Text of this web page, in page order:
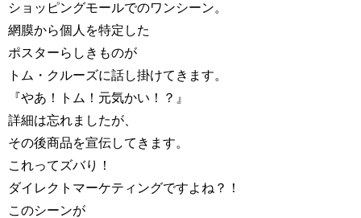
ショッピングモールでのワンシーン。
網膜から個人を特定した
ポスターらしきものが
トム・クルーズに話し掛けてきます。
『やあ！トム！元気かい！？』
詳細は忘れましたが、
その後商品を宣伝してきます。
これってズバり！
ダイレクトマーケティングですよね？！
このシーンが